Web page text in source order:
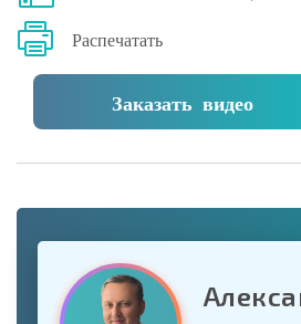
Распечатать
Заказать видео